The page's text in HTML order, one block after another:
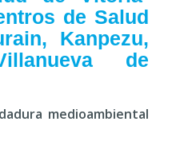
de Salud
Kanpezu,
de
medioambiental